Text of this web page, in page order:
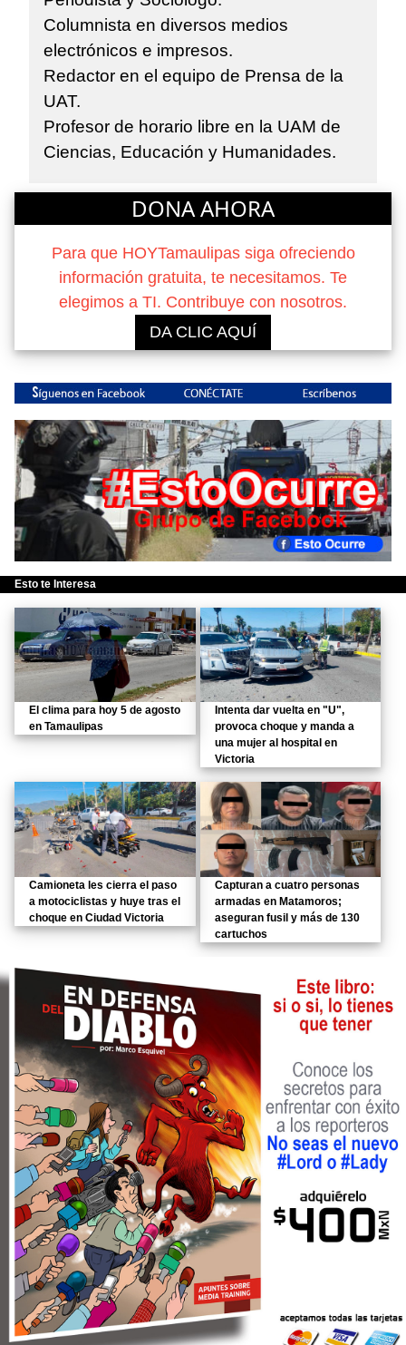
Columnista en diversos medios
electrónicos e impresos.
Redactor en el equipo de Prensa de la
UAT.
Profesor de horario libre en la UAM de
Ciencias, Educación y Humanidades.
DONA AHORA
Para que HOYTamaulipas siga ofreciendo
información gratuita, te necesitamos. Te
elegimos a TI. Contribuye con nosotros.
DA CLIC AQUÍ
Esto te Interesa
El clima para hoy 5 de agosto
en Tamaulipas
Intenta dar vuelta en "U",
provoca choque y manda a
una mujer al hospital en
Victoria
Camioneta les cierra el paso
a motociclistas y huye tras el
choque en Ciudad Victoria
Capturan a cuatro personas
armadas en Matamoros;
aseguran fusil y más de 130
cartuchos